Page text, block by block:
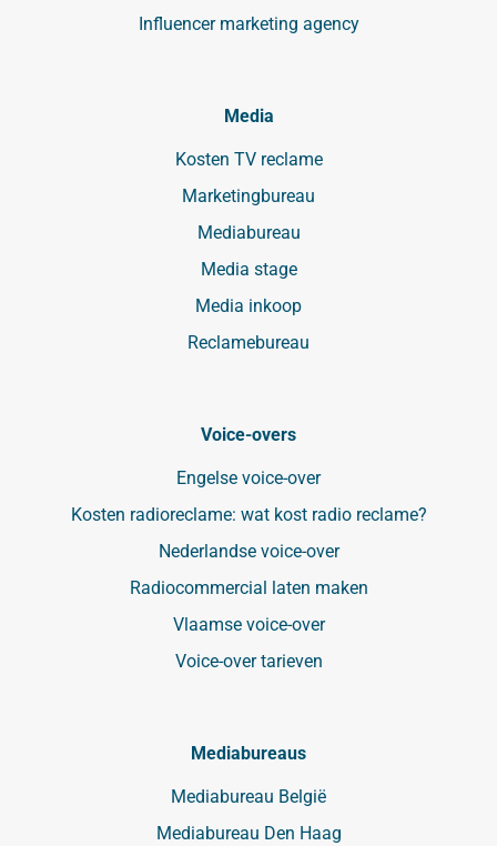
Influencer marketing agency
Media
Kosten TV reclame
Marketingbureau
Mediabureau
Media stage
Media inkoop
Reclamebureau
Voice-overs
Engelse voice-over
Kosten radioreclame: wat kost radio reclame?
Nederlandse voice-over
Radiocommercial laten maken
Vlaamse voice-over
Voice-over tarieven
Mediabureaus
Mediabureau België
Mediabureau Den Haag